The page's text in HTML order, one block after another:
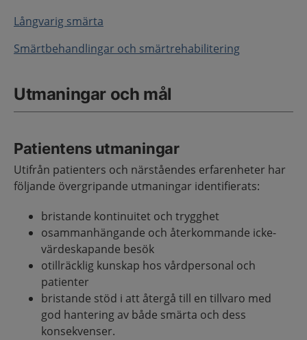
Långvarig smärta
Smärtbehandlingar och smärtrehabilitering
Utmaningar och mål
Patientens utmaningar
Utifrån patienters och närståendes erfarenheter har
följande övergripande utmaningar identifierats:
bristande kontinuitet och trygghet
osammanhängande och återkommande icke-
värdeskapande besök
otillräcklig kunskap hos vårdpersonal och
patienter
bristande stöd i att återgå till en tillvaro med
god hantering av både smärta och dess
konsekvenser.